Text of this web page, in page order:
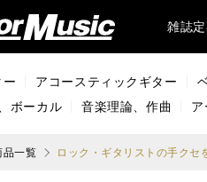
Music) 雑誌
ー アコースティックギター
ボーカル
音楽理論、作曲
品一覧 ロック・ギタリストの手クセ